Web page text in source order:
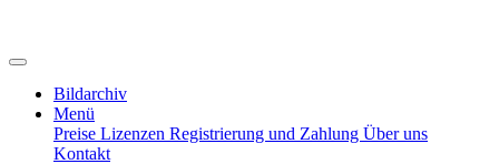
Bildarchiv
Menü
Preise Lizenzen Registrierung und Zahlung Über uns
Kontakt